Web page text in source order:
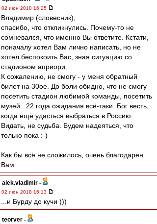
02 июн 2018 16:25
Владимир (словесник),
спасибо, что откликнулись. Почему-то не
сомневался, что именно Вы ответите. Кстати,
поначалу хотел Вам лично написать, но не
хотел беспокоить Вас, зная ситуацию со
стадионом априори.
К сожалению, не смогу - у меня обратный
билет на 30ое. До боли обидно, что не смогу
посетить стадион любимой команды, посетить
музей...22 года ожидания всё-таки. Бог весть,
когда ещё удасться выбраться в Россию.
Видать, не судьба. Будем надеяться, что
только пока :-)
Как бы всё не сложилось, очень благодарен
Вам.
alek.vladimir -
02 июн 2018 16:13
...и Бурду до кучи )))
teorver -